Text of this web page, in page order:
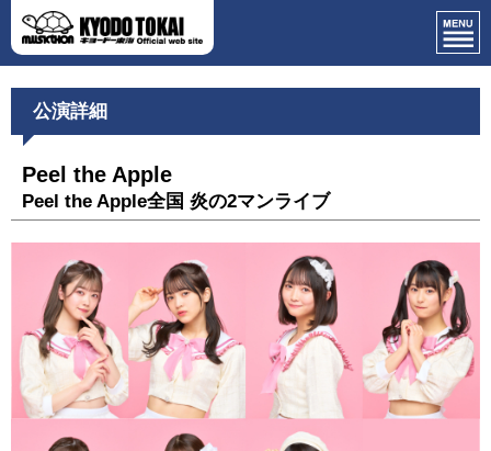
公演詳細
Peel the Apple
Peel the Apple全国 炎の2マンライブ